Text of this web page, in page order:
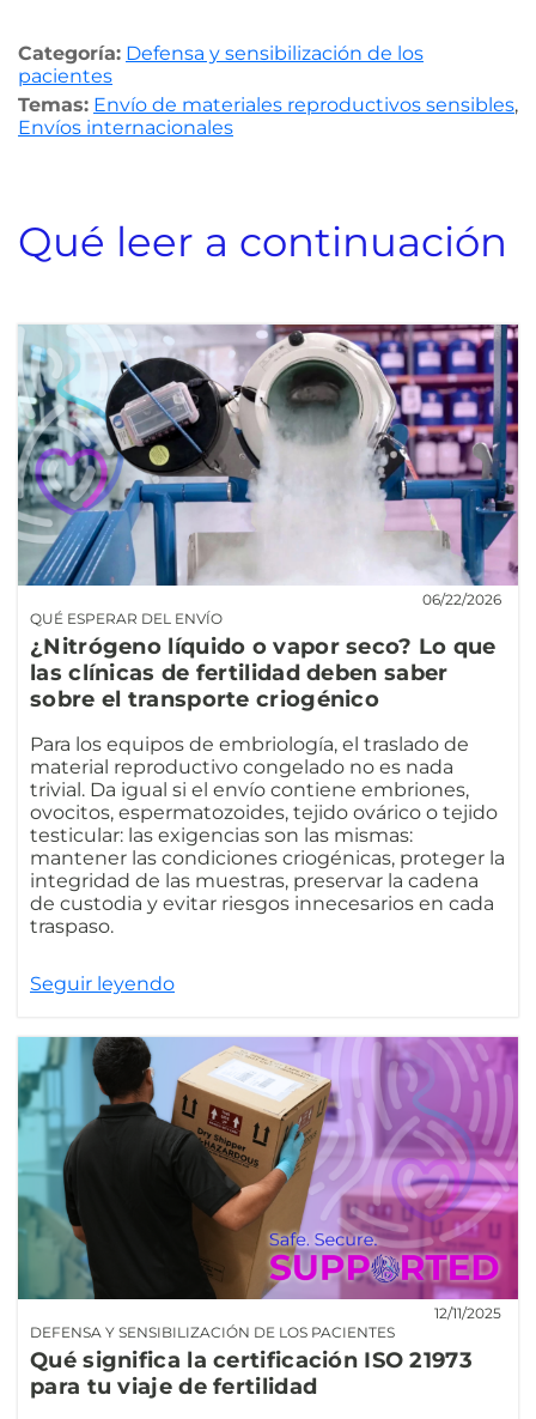
Categoría: Defensa y sensibilización de los
pacientes
Temas: Envío de materiales reproductivos sensibles,
Envíos internacionales
Qué leer a continuación
QUÉ ESPERAR DEL ENVÍO
06/22/2026
¿Nitrógeno líquido o vapor seco? Lo que
las clínicas de fertilidad deben saber
sobre el transporte criogénico
Para los equipos de embriología, el traslado de
material reproductivo congelado no es nada
trivial. Da igual si el envío contiene embriones,
ovocitos, espermatozoides, tejido ovárico o tejido
testicular: las exigencias son las mismas:
mantener las condiciones criogénicas, proteger la
integridad de las muestras, preservar la cadena
de custodia y evitar riesgos innecesarios en cada
traspaso.
Seguir leyendo
DEFENSA Y SENSIBILIZACIÓN DE LOS PACIENTES
12/11/2025
Qué significa la certificación ISO 21973
para tu viaje de fertilidad